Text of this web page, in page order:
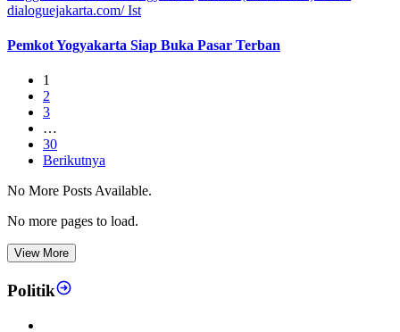
Pemkot Yogyakarta Siap Buka Pasar Terban
1
2
3
…
30
Berikutnya
No More Posts Available.
No more pages to load.
View More
Politik